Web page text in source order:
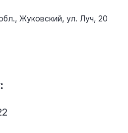
Жуковский, ул. Луч, 20